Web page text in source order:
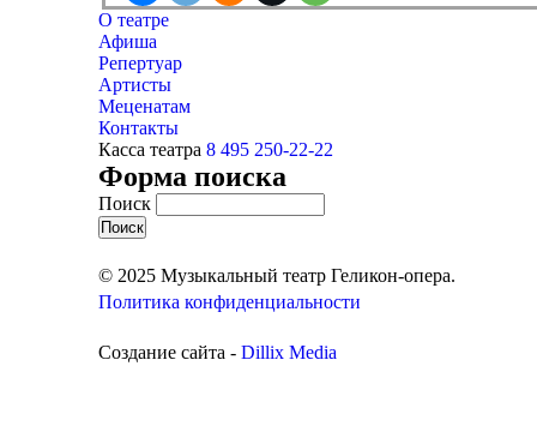
О театре
Афиша
Репертуар
Артисты
Меценатам
Контакты
Касса театра 8 495 250-22-22
Форма поиска
Поиск
© 2025 Музыкальный театр Геликон-опера.
Политика конфиденциальности
Создание сайта - Dillix Media